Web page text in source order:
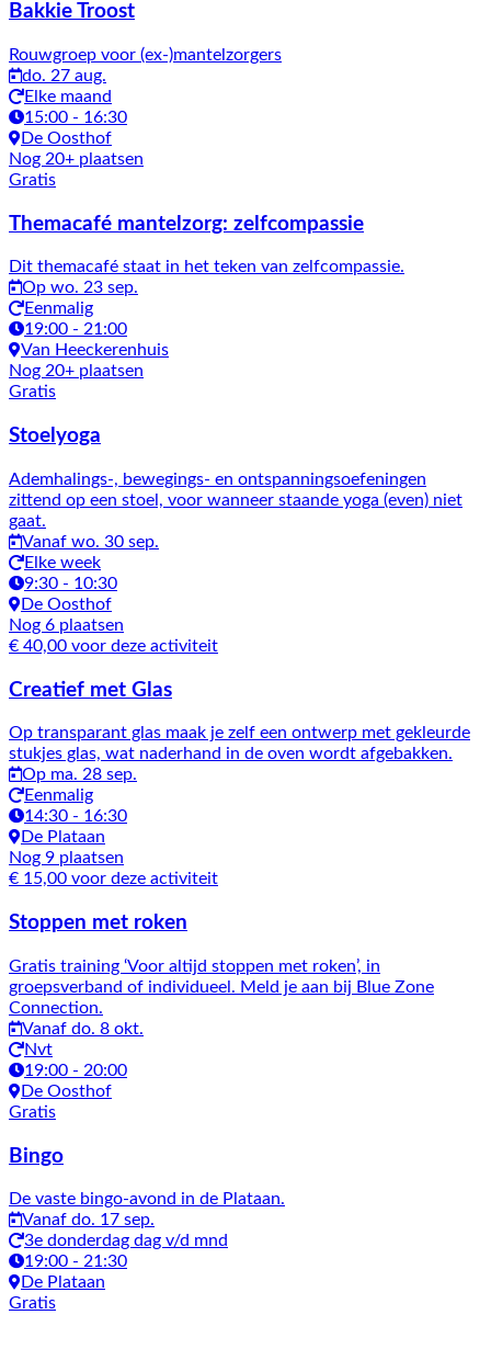
Bakkie Troost
Rouwgroep voor (ex-)mantelzorgers
do. 27 aug.
Elke maand
15:00 - 16:30
De Oosthof
Nog 20+ plaatsen
Gratis
Themacafé mantelzorg: zelfcompassie
Dit themacafé staat in het teken van zelfcompassie.
Op wo. 23 sep.
Eenmalig
19:00 - 21:00
Van Heeckerenhuis
Nog 20+ plaatsen
Gratis
Stoelyoga
Ademhalings-, bewegings- en ontspanningsoefeningen
zittend op een stoel, voor wanneer staande yoga (even) niet
gaat.
Vanaf wo. 30 sep.
Elke week
9:30 - 10:30
De Oosthof
Nog 6 plaatsen
€ 40,00 voor deze activiteit
Creatief met Glas
Op transparant glas maak je zelf een ontwerp met gekleurde
stukjes glas, wat naderhand in de oven wordt afgebakken.
Op ma. 28 sep.
Eenmalig
14:30 - 16:30
De Plataan
Nog 9 plaatsen
€ 15,00 voor deze activiteit
Stoppen met roken
Gratis training ‘Voor altijd stoppen met roken’, in
groepsverband of individueel. Meld je aan bij Blue Zone
Connection.
Vanaf do. 8 okt.
Nvt
19:00 - 20:00
De Oosthof
Gratis
Bingo
De vaste bingo-avond in de Plataan.
Vanaf do. 17 sep.
3e donderdag dag v/d mnd
19:00 - 21:30
De Plataan
Gratis